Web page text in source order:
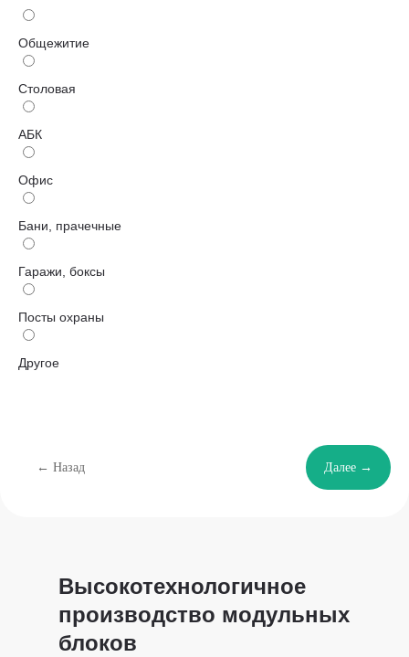
Общежитие
Столовая
АБК
Офис
Бани, прачечные
Гаражи, боксы
Посты охраны
Другое
← Назад Далее →
Высокотехнологичное
производство модульных
блоков